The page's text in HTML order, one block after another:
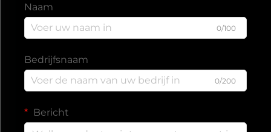
Naam
0/100
Bedrijfsnaam
0/200
Bericht